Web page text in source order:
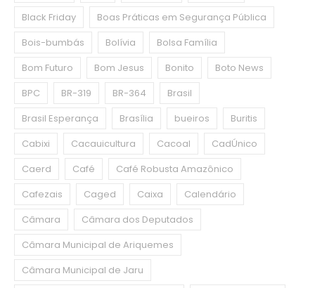
Black Friday
Boas Práticas em Segurança Pública
Bois-bumbás
Bolívia
Bolsa Família
Bom Futuro
Bom Jesus Bonito
Boto News
BPC
BR-319 BR-364
Brasil
Brasil Esperança
Brasília bueiros
Buritis
Cabixi
Cacauicultura Cacoal
CadÚnico
Caerd
Café
Café Robusta Amazônico
Cafezais
Caged Caixa
Calendário
Câmara
Câmara dos Deputados
Câmara Municipal de Ariquemes
Câmara Municipal de Jaru